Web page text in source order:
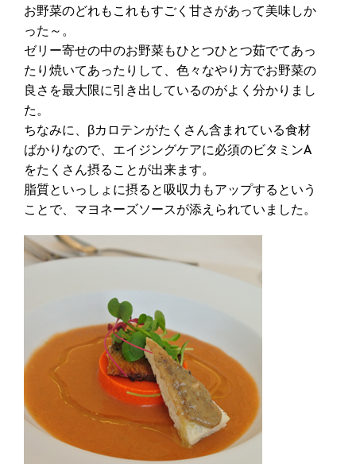
お野菜のどれもこれもすごく甘さがあって美味しか
った～。
ゼリー寄せの中のお野菜もひとつひとつ茹でてあっ
たり焼いてあったりして、色々なやり方でお野菜の
良さを最大限に引き出しているのがよく分かりまし
た。
ちなみに、βカロテンがたくさん含まれている食材
ばかりなので、エイジングケアに必須のビタミンA
をたくさん摂ることが出来ます。
脂質といっしょに摂ると吸収力もアップするという
ことで、マヨネーズソースが添えられていました。